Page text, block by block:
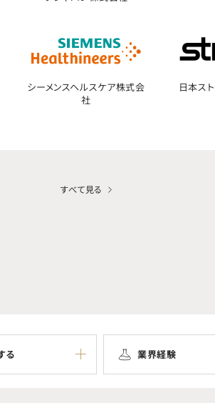
シーメンスヘルスケア株式会
社
日本ス
すべて見る
る 業界経験